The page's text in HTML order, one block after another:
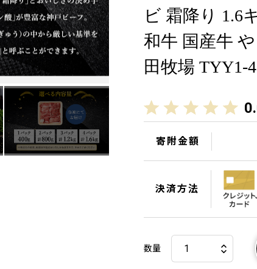
ビ 霜降り 1.6
和牛 国産牛
田牧場 TYY1-
寄附金額
決済方法
数量